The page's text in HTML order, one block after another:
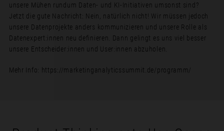
unsere Mühen rundum Daten- und KI-Initiativen umsonst sind?
Jetzt die gute Nachricht: Nein, natürlich nicht! Wir müssen jedoch
unsere Datenprojekte anders kommunizieren und unsere Rolle als
Datenexpert:innen neu definieren. Dann gelingt es uns viel besser
unsere Entscheider:innen und User:innen abzuholen.
Mehr Info: https://marketinganalyticssummit.de/programm/